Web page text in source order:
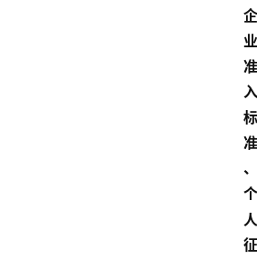
企
业
准
入
标
准
、
个
人
征